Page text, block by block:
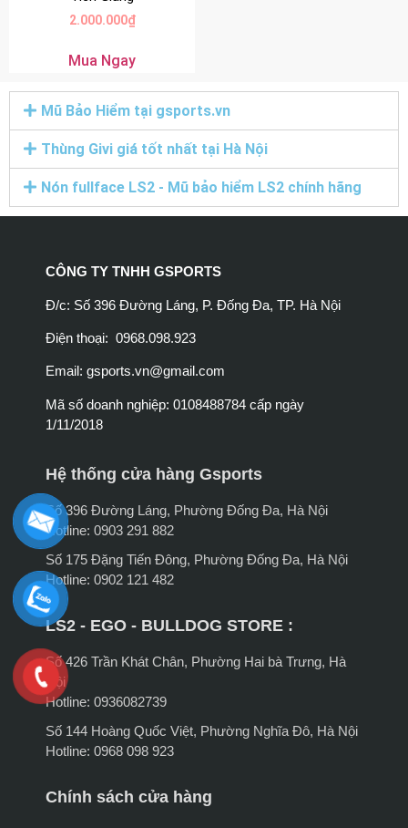
2.000.000₫
Mua Ngay
Mũ Bảo Hiểm tại gsports.vn
Thùng Givi giá tốt nhất tại Hà Nội
Nón fullface LS2 - Mũ bảo hiểm LS2 chính hãng
CÔNG TY TNHH GSPORTS
Đ/c: Số 396 Đường Láng, P. Đống Đa, TP. Hà Nội
Điện thoại: 0968.098.923
Email: gsports.vn@gmail.com
Mã số doanh nghiệp: 0108488784 cấp ngày
1/11/2018
Hệ thống cửa hàng Gsports
Số 396 Đường Láng, Phường Đống Đa, Hà Nội
Hotline: 0903 291 882
Số 175 Đặng Tiến Đông, Phường Đống Đa, Hà Nội
Hotline: 0902 121 482
LS2 - EGO - BULLDOG STORE :
Số 426 Trần Khát Chân, Phường Hai bà Trưng, Hà
Nội
Hotline: 0936082739
Số 144 Hoàng Quốc Việt, Phường Nghĩa Đô, Hà Nội
Hotline: 0968 098 923
Chính sách cửa hàng